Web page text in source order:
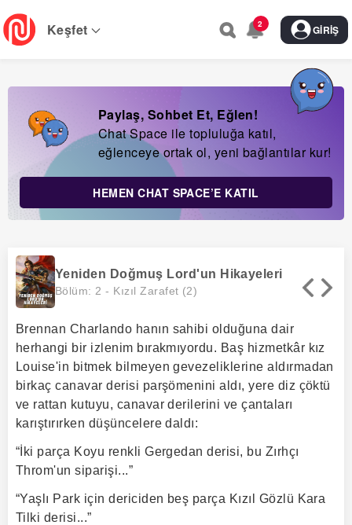
Skip
to
main
Keşfet 2 GIRIŞ
Paylaş, Sohbet Et, Eğlen!
Chat Space ile topluluğa katıl,
eğlenceye ortak ol, yeni bağlantılar kur!
HEMEN CHAT SPACE’E KATIL
Yeniden Doğmuş Lord'un Hikayeleri
Bölüm: 2 - Kızıl Zarafet (2)
Brennan Charlando hanın sahibi olduğuna dair
herhangi bir izlenim bırakmıyordu. Baş hizmetkâr kız
Louise'in bitmek bilmeyen gevezeliklerine aldırmadan
birkaç canavar derisi parşömenini aldı, yere diz çöktü
ve rattan kutuyu, canavar derilerini ve çantaları
karıştırırken düşüncelere daldı:
“İki parça Koyu renkli Gergedan derisi, bu Zırhçı
Throm'un siparişi...”
“Yaşlı Park için dericiden beş parça Kızıl Gözlü Kara
Tilki derisi...”